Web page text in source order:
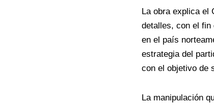
La obra explica el
detalles, con el fin
en el país
estrategia del
con el objetivo de
La manipulación